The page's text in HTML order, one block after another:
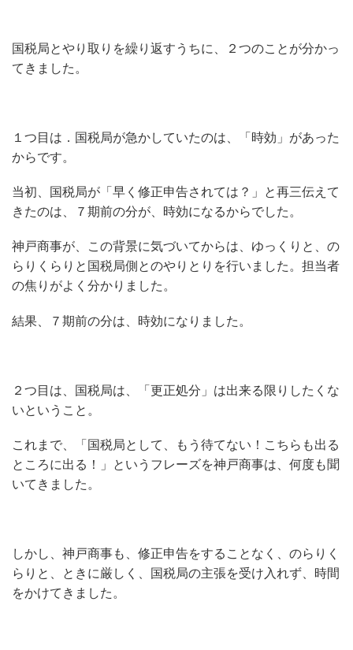
国税局とやり取りを繰り返すうちに、２つのことが分かっ
てきました。
１つ目は．国税局が急かしていたのは、「時効」があった
からです。
当初、国税局が「早く修正申告されては？」と再三伝えて
きたのは、７期前の分が、時効になるからでした。
神戸商事が、この背景に気づいてからは、ゆっくりと、の
らりくらりと国税局側とのやりとりを行いました。担当者
の焦りがよく分かりました。
結果、７期前の分は、時効になりました。
２つ目は、国税局は、「更正処分」は出来る限りしたくな
いということ。
これまで、「国税局として、もう待てない！こちらも出る
ところに出る！」というフレーズを神戸商事は、何度も聞
いてきました。
しかし、神戸商事も、修正申告をすることなく、のらりく
らりと、ときに厳しく、国税局の主張を受け入れず、時間
をかけてきました。